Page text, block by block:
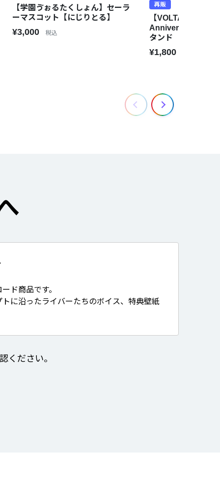
【学園ゔぉるたくしょん】セーラ
ーマスコット【にじりとる】
¥3,000 税込
再販
【VOLTACTION
Anniversary】オー
タンド
¥1,800
ド商品です。
に沿ったライバーたちのボイス、特典壁紙
ください。